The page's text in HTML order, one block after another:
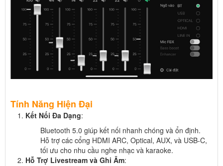
Tính Năng Hiện Đại
Kết Nối Đa Dạng:
Bluetooth 5.0 giúp kết nối nhanh chóng và ổn định.
Hỗ trợ các cổng HDMI ARC, Optical, AUX, và USB-C,
tối ưu cho nhu cầu nghe nhạc và karaoke.
Hỗ Trợ Livestream và Ghi Âm: